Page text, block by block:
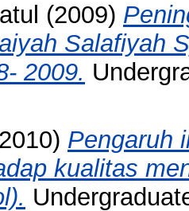
(2009)
Salafiyah
2009.
Pengaruh
kualitas